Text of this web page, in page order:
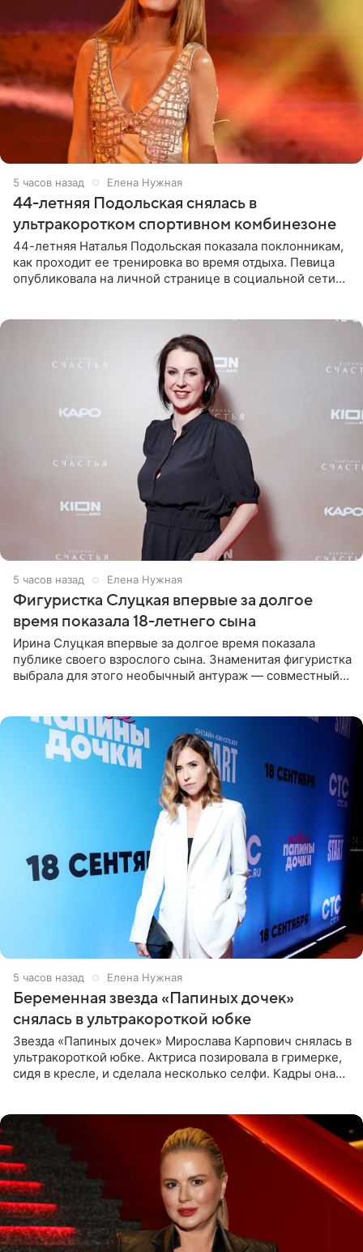
5 часов назад Елена Нужная
44-летняя Подольская снялась в
ультракоротком спортивном комбинезоне
44-летняя Наталья Подольская показала поклонникам,
как проходит ее тренировка во время отдыха. Певица
опубликовала на личной странице в социальной сети
5 часов назад Елена Нужная
Фигуристка Слуцкая впервые за долгое
время показала 18-летнего сына
Ирина Слуцкая впервые за долгое время показала
публике своего взрослого сына. Знаменитая фигуристка
выбрала для этого необычный антураж — совместный
5 часов назад Елена Нужная
Беременная звезда «Папиных дочек»
снялась в ультракороткой юбке
Звезда «Папиных дочек» Мирослава Карпович снялась в
ультракороткой юбке. Актриса позировала в гримерке,
сидя в кресле, и сделала несколько селфи. Кадры она